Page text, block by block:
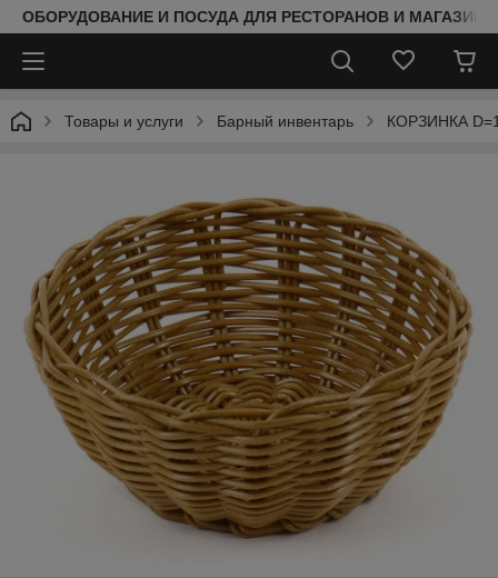
ОБОРУДОВАНИЕ И ПОСУДА ДЛЯ РЕСТОРАНОВ И
Товары и услуги Барный инвентарь КОРЗИНКА